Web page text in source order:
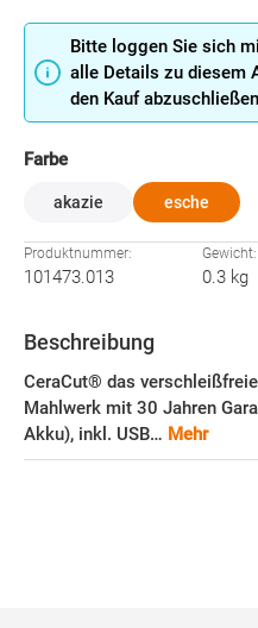
Bitte loggen Sie sich
alle Details zu diesem
den Kauf
Farbeauswählen
akazie esche
Produktnummer:
101473.013
Gewicht:
0.3 kg
Beschreibung
CeraCut® das
Mahlwerk mit 30 Jahren
Akku), inkl. USB… Mehr